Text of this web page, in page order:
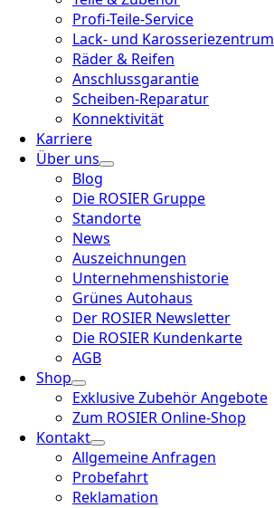
Profi-Teile-Service
Lack- und Karosseriezentrum
Räder & Reifen
Anschlussgarantie
Scheiben-Reparatur
Konnektivität
Karriere
Über uns
Blog
Die ROSIER Gruppe
Standorte
News
Auszeichnungen
Unternehmenshistorie
Grünes Autohaus
Der ROSIER Newsletter
Die ROSIER Kundenkarte
AGB
Shop
Exklusive Zubehör Angebote
Zum ROSIER Online-Shop
Kontakt
Allgemeine Anfragen
Probefahrt
Reklamation